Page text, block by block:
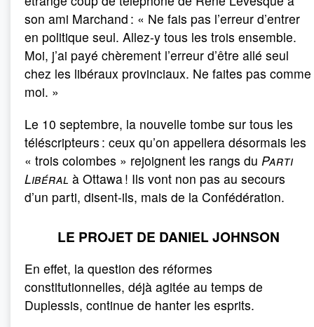
son ami Marchand : « Ne fais pas l’erreur d’entrer
en politique seul. Allez-y tous les trois ensemble.
Moi, j’ai payé chèrement l’erreur d’être allé seul
chez les libéraux provinciaux. Ne faites pas comme
moi. »
Le 10 septembre, la nouvelle tombe sur tous les
téléscripteurs : ceux qu’on appellera désormais les
« trois colombes » rejoignent les rangs du Parti
Libéral à Ottawa ! Ils vont non pas au secours
d’un parti, disent-ils, mais de la Confédération.
LE PROJET DE DANIEL JOHNSON
En effet, la question des réformes
constitutionnelles, déjà agitée au temps de
Duplessis, continue de hanter les esprits.